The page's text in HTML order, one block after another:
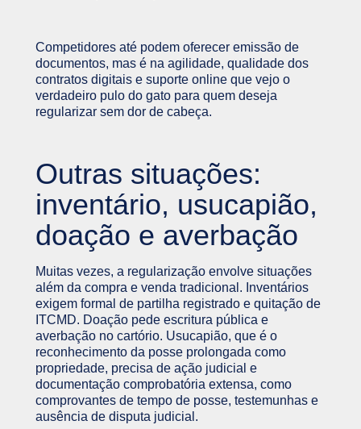
Competidores até podem oferecer emissão de
documentos, mas é na agilidade, qualidade dos
contratos digitais e suporte online que vejo o
verdadeiro pulo do gato para quem deseja
regularizar sem dor de cabeça.
Outras situações:
inventário, usucapião,
doação e averbação
Muitas vezes, a regularização envolve situações
além da compra e venda tradicional. Inventários
exigem formal de partilha registrado e quitação de
ITCMD. Doação pede escritura pública e
averbação no cartório. Usucapião, que é o
reconhecimento da posse prolongada como
propriedade, precisa de ação judicial e
documentação comprobatória extensa, como
comprovantes de tempo de posse, testemunhas e
ausência de disputa judicial.